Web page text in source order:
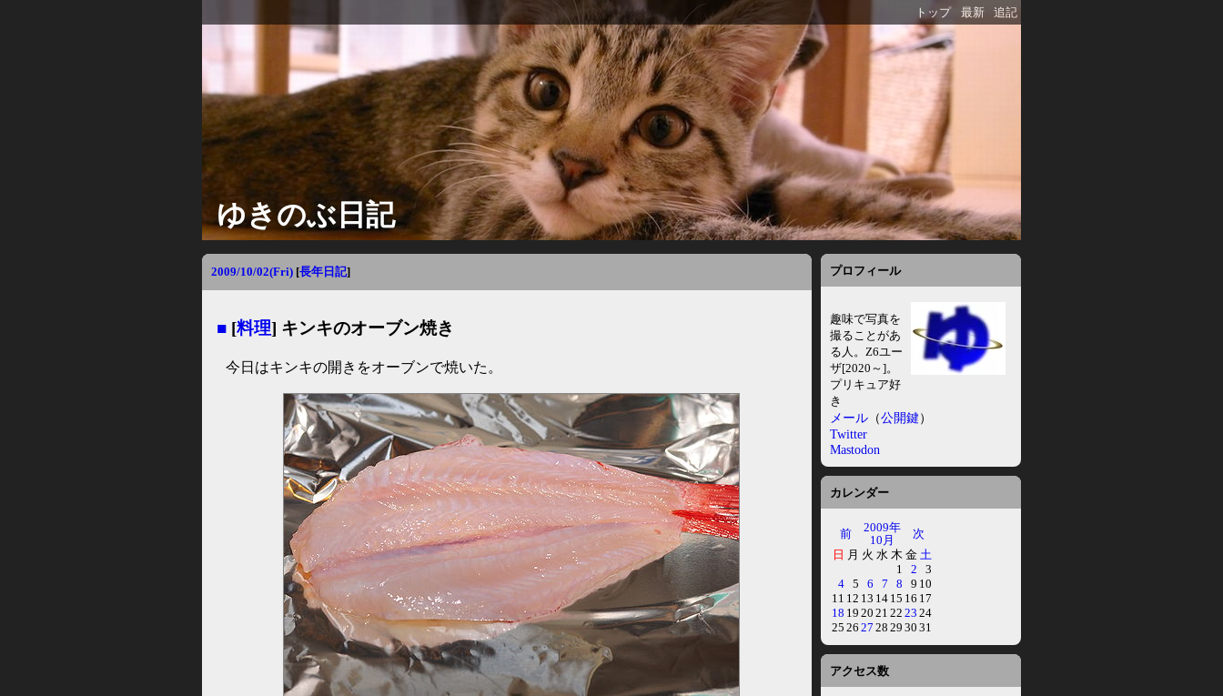
トップ 最新 追記
ゆきのぶ日記
2009/10/02(Fri) [長年日記]
■ [料理] キンキのオーブン焼き
今日はキンキの開きをオーブンで焼いた。
プロフィール
趣味で写真を
撮ることがあ
る人。Z6ユー
ザ[2020～]。
プリキュア好
き
メール （公開鍵）
Twitter
Mastodon
カレンダー
前
2009年
10月
次
日 月 火 水 木 金 土
1
2
3
4 5 6 7 8 9 10
11 12 13 14 15 16 17
18 19 20 21 22 23 24
25 26 27 28 29 30 31
アクセス数